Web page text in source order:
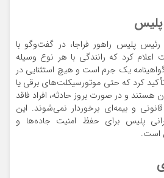
پلیس
پلیس راهور فراجا، در گفت‌وگو با
اعلام کرد که رانندگی با هر نوع وسیله
یک جرم است و هیچ استثنایی در
کرد که حتی موتورسیکلت‌های برقی یا
و در صورت بروز حادثه، افراد فاقد
و بیمه‌ای برخوردار نمی‌شوند. این
پلیس برای حفظ امنیت جاده‌ها و
است.